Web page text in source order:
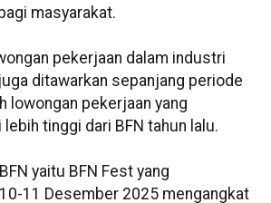
masyarakat.
pekerjaan dalam industri
ditawarkan sepanjang periode
lowongan pekerjaan yang
tinggi dari BFN tahun lalu.
yaitu BFN Fest yang
11 Desember 2025 mengangkat